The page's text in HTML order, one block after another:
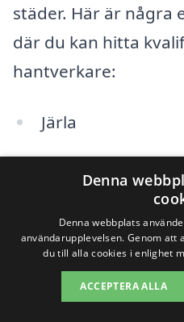
städer. Här är några
där du kan hitta
hantverkare:
Järla
Nacka
Tyresö
Denna
Denna webbplats
användarupplevelsen. Genom att
du till alla cookies i enlighet
ACCEPTERA ALLA